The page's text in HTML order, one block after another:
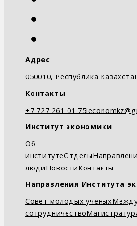
Адрес
050010, Республика
Контакты
+7 727 261 01 75
Институт экономики
Об
институтеОтделы
людиНовостиКонтакты
Направления Института
Совет молодых ученых
сотрудничество